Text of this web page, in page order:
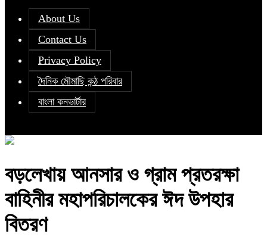
About Us
Contact Us
Privacy Policy
দৈনিক মৌমাছি কন্ঠ পরিবার
বাংলা কনভার্টার
বড়লেখায় আনসার ও গ্রাম প্রতরক্ষা
বাহিনীর মহাপরিচালকের ঈদ উপহার
বিতরণ